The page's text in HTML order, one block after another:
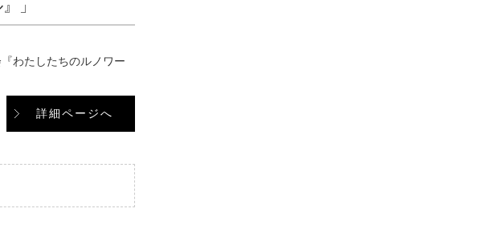
」
わたしたちのルノワー
詳細ページへ